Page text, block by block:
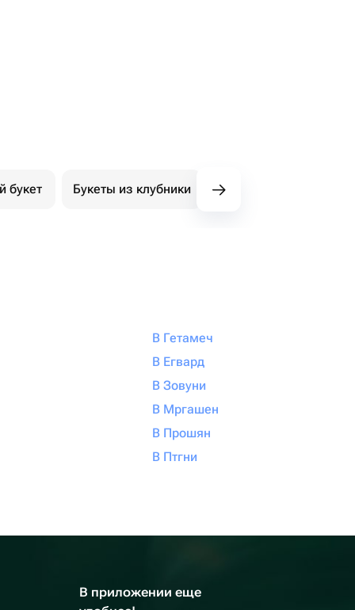
букет Букеты из клубники Букет из конфет
В Гетамеч
В Егвард
В Зовуни
В Мргашен
В Прошян
В Птгни
В приложении еще